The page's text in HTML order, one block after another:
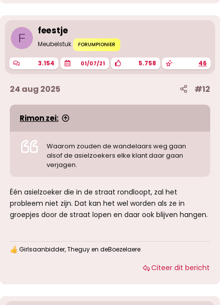
n
g
n
:
F
feestje
Meubelstuk FORUMPIONIER
3.154 01/07/21 5.758 46
24 aug 2025 #12
Rimon zei:
Waarom zouden de wandelaars weg gaan
alsof de asielzoekers elke klant daar gaan
verjagen.
Één asielzoeker die in de straat rondloopt, zal het
probleem niet zijn. Dat kan het wel worden als ze in
groepjes door de straat lopen en daar ook blijven hangen.
W Girlsaanbidder,Theguyen deBoezelaere
Citeer dit bericht